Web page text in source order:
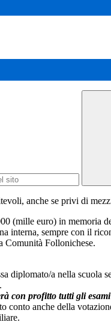
anche se privi di
(mille euro) in memoria
interna, sempre con il
Comunità Follonichese.
diplomato/a nella
con profitto tutti gli
conto anche della